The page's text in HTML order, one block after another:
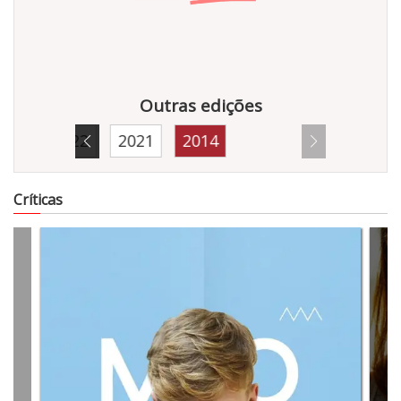
Outras edições
2022 2021 2014
Críticas